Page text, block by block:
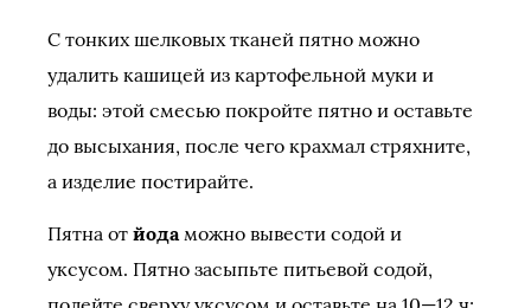
С тонких шелковых тканей пятно можно
удалить кашицей из картофельной муки и
воды: этой смесью покройте пятно и оставьте
до высыхания, после чего крахмал стряхните,
а изделие постирайте.
Пятна от йодаможно вывести содой и
уксусом. Пятно засыпьте питьевой содой,